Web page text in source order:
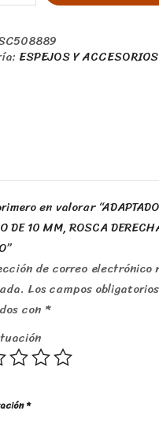
ESPEJOS Y
en valorar
DE 10 MM, ROSCA
de correo electrónico
Los campos
con *
*